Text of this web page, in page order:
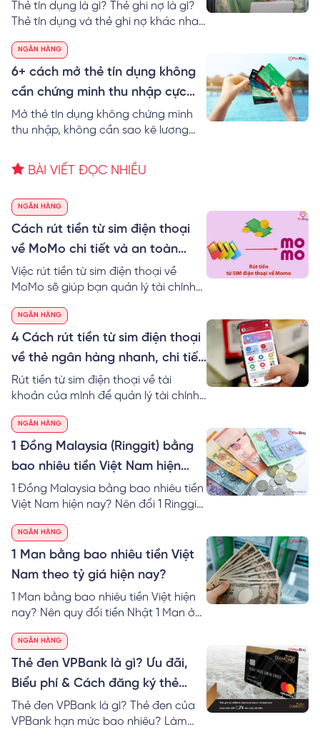
dễ nhất
Thẻ tín dụng là gì? Thẻ ghi nợ là gì?
Thẻ tín dụng và thẻ ghi nợ khác nhau
dụng và cách sử dụng thẻ tín dụng
không mất lãi!
NGÂN HÀNG
6+ cách mở thẻ tín dụng không
cần chứng minh thu nhập cực
đơn giản
Mở thẻ tín dụng không chứng minh
thu nhập, không cần sao kê lương
mở thẻ tín dụng không cần chứng
minh thu nhập cực dễ.
BÀI VIẾT ĐỌC NHIỀU
NGÂN HÀNG
Cách rút tiền từ sim điện thoại
về MoMo chi tiết và an toàn
nhất
Việc rút tiền từ sim điện thoại về
MoMo sẽ giúp bạn quản lý tài chính
dụng tiền linh hoạt vào nhiều công
việc khác nhau nhanh chóng hơn.
Tìm hiểu ngay cách rút tiền từ sim
điện thoại về MoMo an toàn nhé!
NGÂN HÀNG
4 Cách rút tiền từ sim điện thoại
về thẻ ngân hàng nhanh, chi tiết
nhất
Rút tiền từ sim điện thoại về tài
khoản của mình để quản lý tài chính
RedBag khám phá ngay cách rút
tiền từ tài khoản thoại về thẻ ngân
hàng chi tiết.
NGÂN HÀNG
1 Đồng Malaysia (Ringgit) bằng
bao nhiêu tiền Việt Nam hiện
nay?
1 Đồng Malaysia bằng bao nhiêu tiền
Việt Nam hiện nay? Nên đổi 1 Ringgit
Malaysia bằng bao nhiêu tiền Việt tại
40 ngân hàng.
NGÂN HÀNG
1 Man bằng bao nhiêu tiền Việt
Nam theo tỷ giá hiện nay?
1 Man bằng bao nhiêu tiền Việt hiện
nay? Nên quy đổi tiền Nhật 1 Man ở
nơi đổi 1 Man VND hôm nay giá tốt
nhất!
NGÂN HÀNG
Thẻ đen VPBank là gì? Ưu đãi,
Biểu phí & Cách đăng ký thẻ
Online
Thẻ đen VPBank là gì? Thẻ đen của
VPBank hạn mức bao nhiêu? Làm